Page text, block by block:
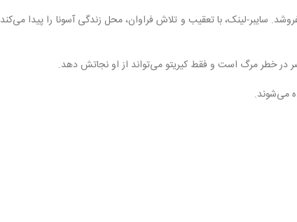
سایبر-لینک، با تعقیب و تلاش فراوان، محل زندگی آسونا را پیدا می‌کند
در خطر مرگ است و فقط کیریتو می‌تواند از او نجاتش دهد.
می‌شوند.